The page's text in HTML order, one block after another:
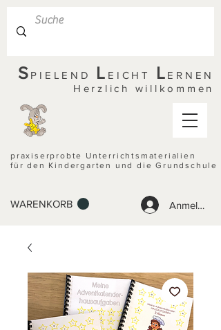
S PIELEND L EICHT L ERNEN
Herzlich willkommen
praxiserprobte Unterrichtsmaterialien
für den Kindergarten und die Grundschule
WARENKORB Anmelden